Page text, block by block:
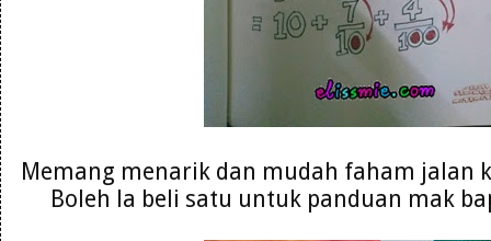
Memang menarik dan mudah faham jalan
Boleh la beli satu untuk panduan mak